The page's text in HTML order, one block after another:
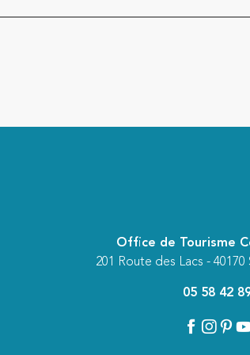
Office de Tourisme
201 Route des Lacs - 40170
05 58 42